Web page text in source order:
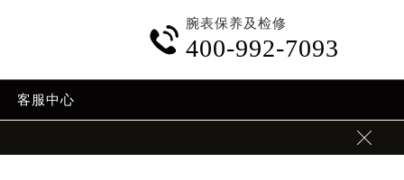

腕表保养及检修
400-992-7093
客服中心
